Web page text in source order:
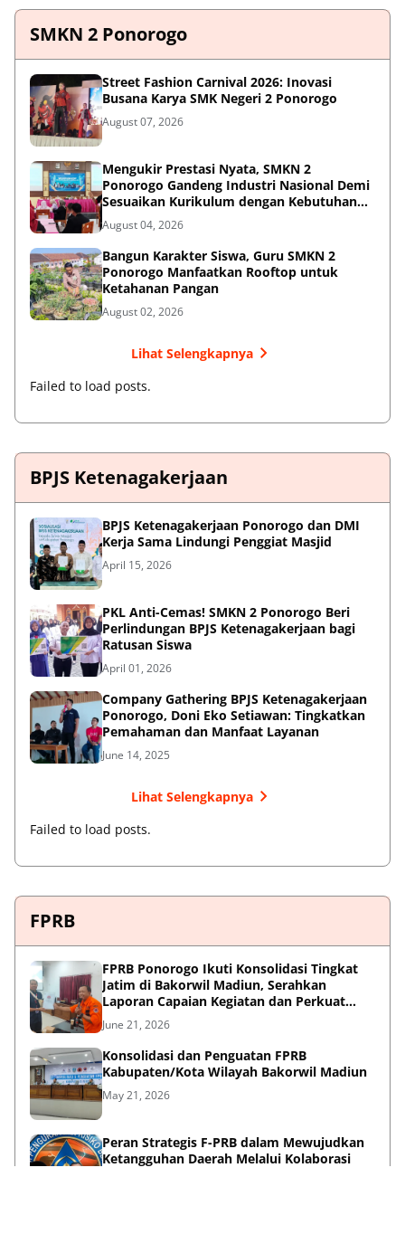
SMKN 2 Ponorogo
Street Fashion Carnival 2026: Inovasi
Busana Karya SMK Negeri 2 Ponorogo
August 07, 2026
Mengukir Prestasi Nyata, SMKN 2
Ponorogo Gandeng Industri Nasional Demi
Sesuaikan Kurikulum dengan Kebutuhan
Dunia Kerja
August 04, 2026
Bangun Karakter Siswa, Guru SMKN 2
Ponorogo Manfaatkan Rooftop untuk
Ketahanan Pangan
August 02, 2026
Lihat Selengkapnya
Failed to load posts.
BPJS Ketenagakerjaan
BPJS Ketenagakerjaan Ponorogo dan DMI
Kerja Sama Lindungi Penggiat Masjid
April 15, 2026
PKL Anti-Cemas! SMKN 2 Ponorogo Beri
Perlindungan BPJS Ketenagakerjaan bagi
Ratusan Siswa
April 01, 2026
Company Gathering BPJS Ketenagakerjaan
Ponorogo, Doni Eko Setiawan: Tingkatkan
Pemahaman dan Manfaat Layanan
June 14, 2025
Lihat Selengkapnya
Failed to load posts.
FPRB
FPRB Ponorogo Ikuti Konsolidasi Tingkat
Jatim di Bakorwil Madiun, Serahkan
Laporan Capaian Kegiatan dan Perkuat
Sinergi Pentahelix
June 21, 2026
Konsolidasi dan Penguatan FPRB
Kabupaten/Kota Wilayah Bakorwil Madiun
May 21, 2026
Peran Strategis F-PRB dalam Mewujudkan
Ketangguhan Daerah Melalui Kolaborasi